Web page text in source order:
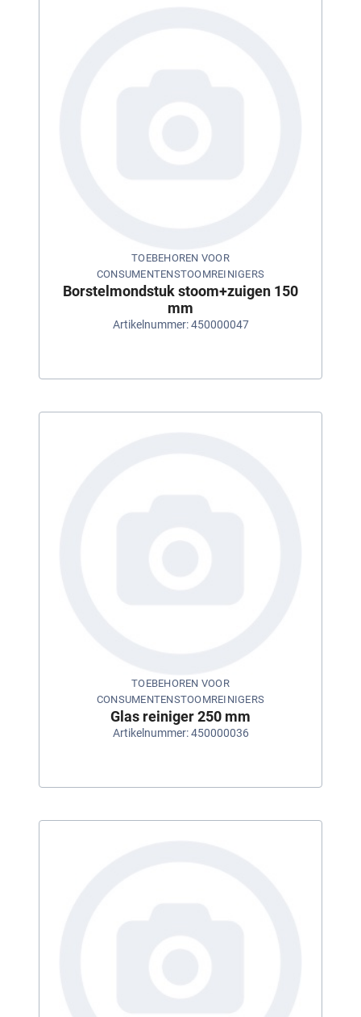
TOEBEHOREN VOOR
CONSUMENTENSTOOMREINIGERS
Borstelmondstuk stoom+zuigen 150
mm
Artikelnummer: 450000047
TOEBEHOREN VOOR
CONSUMENTENSTOOMREINIGERS
Glas reiniger 250 mm
Artikelnummer: 450000036